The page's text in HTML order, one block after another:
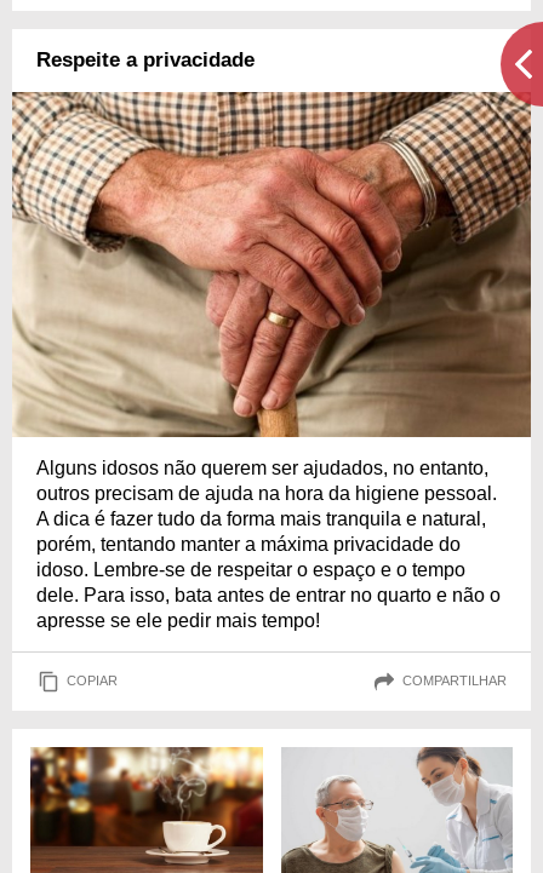
Respeite a privacidade
Alguns idosos não querem ser ajudados, no entanto,
outros precisam de ajuda na hora da higiene pessoal.
A dica é fazer tudo da forma mais tranquila e natural,
porém, tentando manter a máxima privacidade do
idoso. Lembre-se de respeitar o espaço e o tempo
dele. Para isso, bata antes de entrar no quarto e não o
apresse se ele pedir mais tempo!
COPIAR COMPARTILHAR